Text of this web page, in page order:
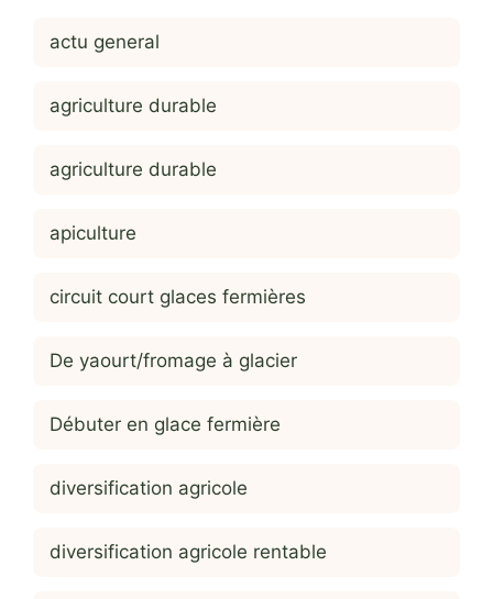
actu general
agriculture durable
agriculture durable
apiculture
circuit court glaces fermières
De yaourt/fromage à glacier
Débuter en glace fermière
diversification agricole
diversification agricole rentable